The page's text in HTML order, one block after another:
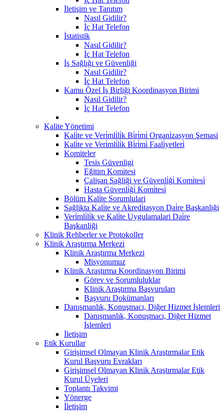
İletişim ve Tanıtım
Nasıl Gidilir?
İç Hat Telefon
İstatistik
Nasıl Gidilir?
İç Hat Telefon
İş Sağlığı ve Güvenliği
Nasıl Gidilir?
İç Hat Telefon
Kamu Özel İş Birliği Koordinasyon Birimi
Nasıl Gidilir?
İç Hat Telefon
Kalite Yönetimi
Kali̇te ve Veri̇mli̇li̇k Bi̇ri̇mi̇ Organi̇zasyon Şemasi
Kali̇te ve Veri̇mli̇li̇k Bi̇ri̇mi̇ Faali̇yetleri̇
Komiteler
Tesis Güvenligi
Eğitim Komitesi
Çalişan Sağliği ve Güvenli̇ği̇ Komi̇tesi̇
Hasta Güvenli̇ği̇ Komi̇tesi̇
Bölüm Kali̇te Sorumlulari
Sağlikta Kali̇te ve Akredi̇tasyon Dai̇re Başkanliği
Veri̇mli̇li̇k ve Kali̇te Uygulamalari Dai̇re
Başkanliği
Klinik Rehberler ve Protokoller
Klinik Araştırma Merkezi
Klinik Araştırma Merkezi
Misyonumuz
Klinik Araştırma Koordinasyon Birimi
Görev ve Sorumluluklar
Klinik Araştırma Başvuruları
Başvuru Dokümanları
Danışmanlık, Konuşmacı, Diğer Hizmet İşlemleri
Danışmanlık, Konuşmacı, Diğer Hizmet
İşlemleri
İletişim
Etik Kurullar
Girişimsel Olmayan Klinik Araştırmalar Etik
Kurul Başvuru Evrakları
Girişimsel Olmayan Klinik Araştırmalar Etik
Kurul Üyeleri
Toplantı Takvimi
Yönerge
İletişim